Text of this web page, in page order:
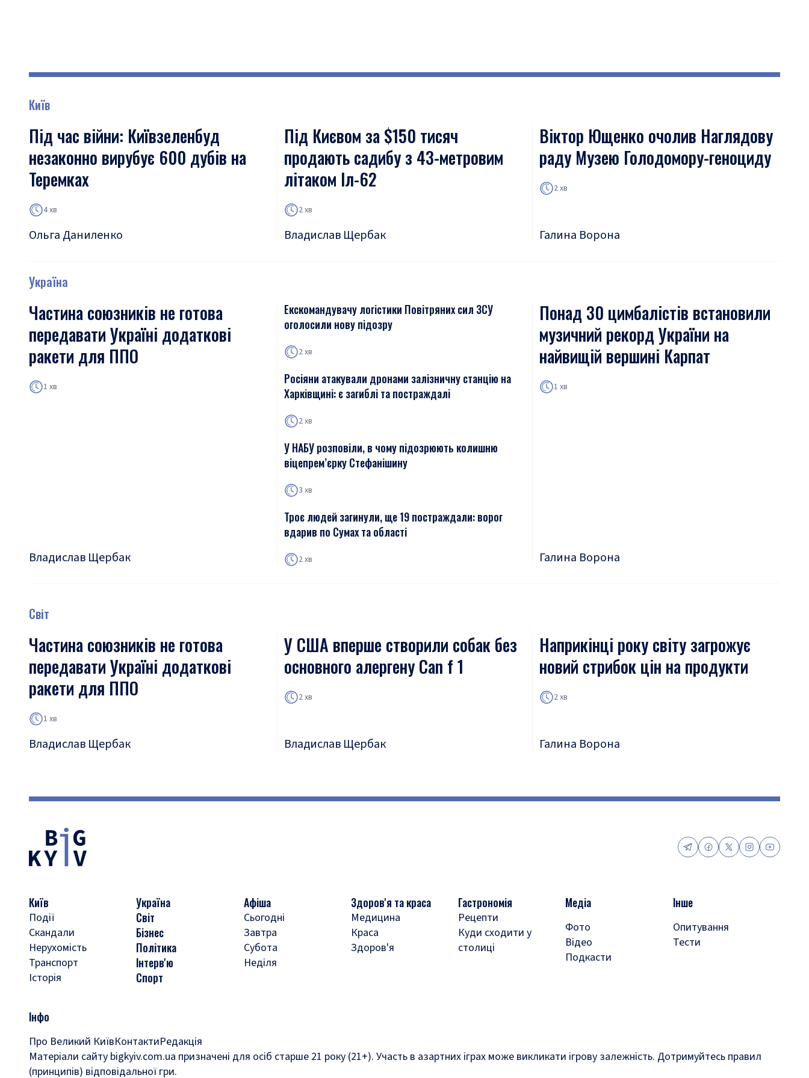
Київ
Під час війни: Київзеленбуд
незаконно вирубує 600 дубів на
Теремках
4 хв
Ольга Даниленко
Під Києвом за $150 тисяч
продають садибу з 43-метровим
літаком Іл-62
2 хв
Владислав Щербак
Віктор Ющенко очолив Наглядову
раду Музею Голодомору-геноциду
2 хв
Галина Ворона
Україна
Частина союзників не готова
передавати Україні додаткові
ракети для ППО
1 хв
Владислав Щербак
Екскомандувачу логістики Повітряних сил ЗСУ
оголосили нову підозру
2 хв
Росіяни атакували дронами залізничну станцію на
Харківщині: є загиблі та постраждалі
2 хв
У НАБУ розповіли, в чому підозрюють колишню
віцепрем’єрку Стефанішину
3 хв
Троє людей загинули, ще 19 постраждали: ворог
вдарив по Сумах та області
2 хв
Понад 30 цимбалістів встановили
музичний рекорд України на
найвищій вершині Карпат
1 хв
Галина Ворона
Світ
Частина союзників не готова
передавати Україні додаткові
ракети для ППО
1 хв
Владислав Щербак
У США вперше створили собак без
основного алергену Can f 1
2 хв
Владислав Щербак
Наприкінці року світу загрожує
новий стрибок цін на продукти
2 хв
Галина Ворона
Київ
Події
Скандали
Нерухомість
Транспорт
Історія
Україна
Світ
Бізнес
Політика
Інтерв'ю
Спорт
Афіша
Сьогодні
Завтра
Субота
Неділя
Здоров'я та краса
Медицина
Краса
Здоров'я
Гастрономія
Рецепти
Куди сходити у
столиці
Медіа
Фото
Відео
Подкасти
Інше
Опитування
Тести
Інфо
Про Великий КиївКонтактиРедакція
Матеріали сайту bigkyiv.com.ua призначені для осіб старше 21 року (21+). Участь в азартних іграх може викликати ігрову залежність. Дотримуйтесь правил
(принципів) відповідальної гри.